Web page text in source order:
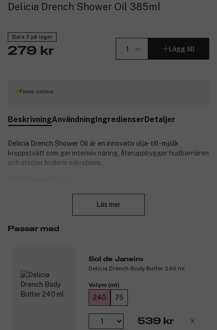
Delicia Drench Shower Oil 385ml
Bara 3 på lager
279 kr Lägg till
Finns online
BeskrivningAnvändningIngredienserDetaljer
Delicia Drench Shower Oil är en innovativ olja-till-mjölk
kroppstvätt som ger intensiv näring, återuppbygger hudbarriären
och stödjer hudens mikrobiom.
Prebiotisk hibiskus – Stärker hudbarriären och hjälper
huden att behålla fukt.
Bacurismör – En kraftfull fuktighetsbooster som ger djup
näring och lämnar huden silkeslen.
Återuppbygger och skyddar huden
Lugnar och vårdar med näringsrika ingredienser
Gör huden sammetslen och intensivt återfuktad
Den upplyftande, träiga gourmanddoften ger en känsla av lyx
återfuktande och sensuell duschupplevelse.
Läs mer
Passar med
Sol de Janeiro
Delicia Drench Body Butter 240 ml
Volym (ml)
240 75
539 kr